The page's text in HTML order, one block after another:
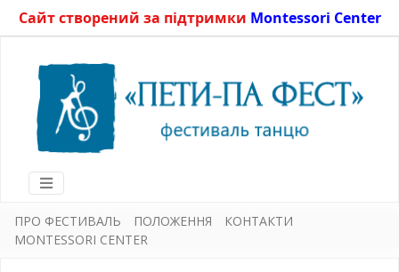
Сайт створений за підтримки Montessori Center
ПРО ФЕСТИВАЛЬ ПОЛОЖЕННЯ
КОНТАКТИ
MONTESSORI CENTER